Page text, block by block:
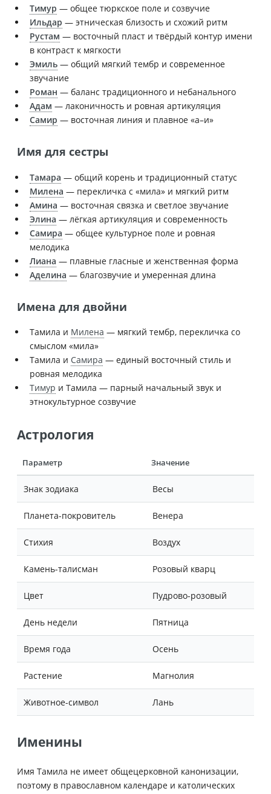
Тимур — общее тюркское поле и созвучие
Ильдар — этническая близость и схожий ритм
Рустам — восточный пласт и твёрдый контур имени
в контраст к мягкости
Эмиль — общий мягкий тембр и современное
звучание
Роман — баланс традиционного и небанального
Адам — лаконичность и ровная артикуляция
Самир — восточная линия и плавное «а–и»
Имя для сестры
Тамара — общий корень и традиционный статус
Милена — перекличка с «мила» и мягкий ритм
Амина — восточная связка и светлое звучание
Элина — лёгкая артикуляция и современность
Самира — общее культурное поле и ровная
мелодика
Лиана — плавные гласные и женственная форма
Аделина — благозвучие и умеренная длина
Имена для двойни
Тамила и Милена — мягкий тембр, перекличка со
смыслом «мила»
Тамила и Самира — единый восточный стиль и
ровная мелодика
Тимур и Тамила — парный начальный звук и
этнокультурное созвучие
Астрология
Параметр Значение
Знак зодиака Весы
Планета-покровитель Венера
Стихия Воздух
Камень-талисман Розовый кварц
Цвет Пудрово-розовый
День недели Пятница
Время года Осень
Растение Магнолия
Животное-символ Лань
Именины
Имя Тамила не имеет общецерковной канонизации,
поэтому в православном календаре и католических